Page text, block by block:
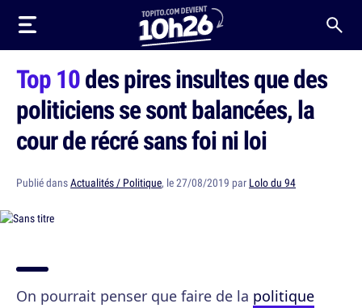
Top 10des pires insultes que des
politiciens se sont balancées, la
cour de récré sans foi ni loi
Publié dansActualités / Politique, le 27/08/2019 par Lolo du 94
On pourrait penser que faire de la politique